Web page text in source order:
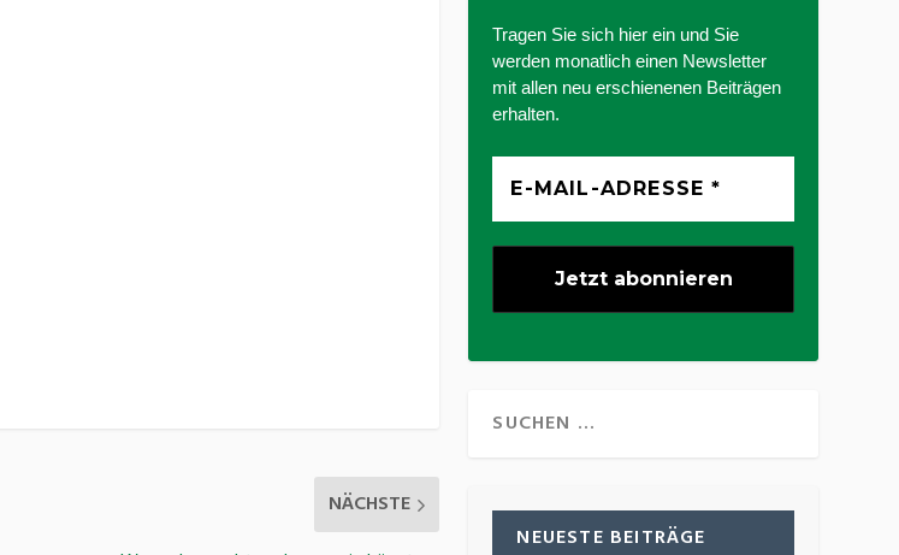
NÄCHSTE
Tragen Sie sich hier ein und Sie
werden monatlich einen Newsletter
mit allen neu erschienenen Beiträgen
erhalten.
NEUESTE BEITRÄGE